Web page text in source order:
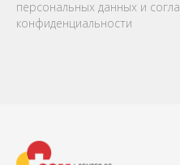
персональных данных и
конфиденциальности